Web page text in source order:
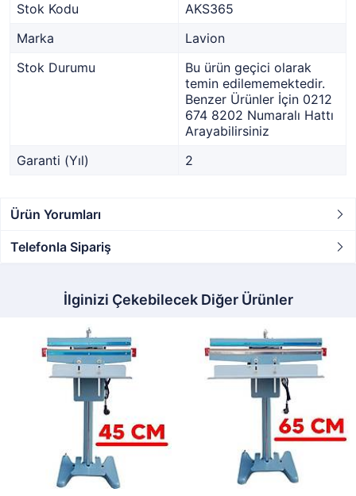
Stok Kodu
AKS365
Marka
Lavion
Stok Durumu
Bu ürün geçici olarak
temin edilememektedir.
Benzer Ürünler İçin 0212
674 8202 Numaralı Hattı
Arayabilirsiniz
Garanti (Yıl)
2
Ürün Yorumları
Telefonla Sipariş
İlginizi Çekebilecek Diğer Ürünler